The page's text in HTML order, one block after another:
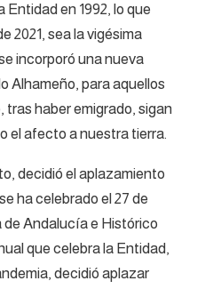
en 1992, lo que
2021, sea la vigésima
incorporó una nueva
Alhameño, para aquellos
tras haber emigrado, sigan
el afecto a nuestra tierra.
decidió el aplazamiento
ha celebrado el 27 de
Andalucía e Histórico
que celebra la Entidad,
decidió aplazar